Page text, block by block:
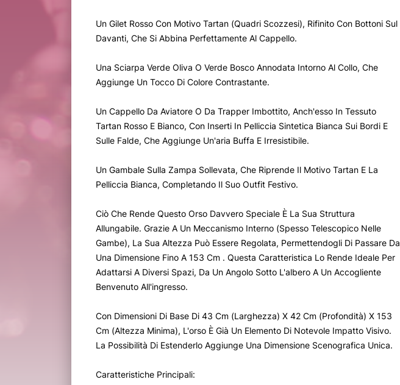
Un Gilet Rosso Con Motivo Tartan (Quadri Scozzesi), Rifinito Con Bottoni Sul
Davanti, Che Si Abbina Perfettamente Al Cappello.
Una Sciarpa Verde Oliva O Verde Bosco Annodata Intorno Al Collo, Che
Aggiunge Un Tocco Di Colore Contrastante.
Un Cappello Da Aviatore O Da Trapper Imbottito, Anch'esso In Tessuto
Tartan Rosso E Bianco, Con Inserti In Pelliccia Sintetica Bianca Sui Bordi E
Sulle Falde, Che Aggiunge Un'aria Buffa E Irresistibile.
Un Gambale Sulla Zampa Sollevata, Che Riprende Il Motivo Tartan E La
Pelliccia Bianca, Completando Il Suo Outfit Festivo.
Ciò Che Rende Questo Orso Davvero Speciale È La Sua Struttura
Allungabile. Grazie A Un Meccanismo Interno (Spesso Telescopico Nelle
Gambe), La Sua Altezza Può Essere Regolata, Permettendogli Di Passare Da
Una Dimensione Fino A 153 Cm . Questa Caratteristica Lo Rende Ideale Per
Adattarsi A Diversi Spazi, Da Un Angolo Sotto L'albero A Un Accogliente
Benvenuto All'ingresso.
Con Dimensioni Di Base Di 43 Cm (Larghezza) X 42 Cm (Profondità) X 153
Cm (Altezza Minima), L'orso È Già Un Elemento Di Notevole Impatto Visivo.
La Possibilità Di Estenderlo Aggiunge Una Dimensione Scenografica Unica.
Caratteristiche Principali: